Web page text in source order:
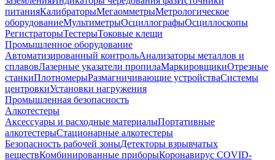
питанияКалибраторыМегаомметрыМетрологическое
оборудованиеМультиметрыОсциллографыОсциллоскопы
РегистраторыТестерыТоковые клещи
Промышленное оборудование
Автоматизированный контрольАнализаторы металлов и
сплавовЛазерные указатели пропилаМаркировщикиОтрезные
станкиПлотномерыРазмагничивающие устройстваСистемы
центровкиУстановки нагружения
Промышленная безопасность
Алкотестеры
Аксессуары и расходные материалыПортативные
алкотестерыСтационарные алкотестеры
Безопасность рабочей зоныДетекторы взрывчатых
веществКомбинированные приборыКоронавирус COVID-